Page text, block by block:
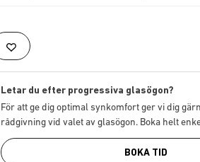
Letar du efter progressiva glasögon?
För att ge dig optimal synkomfort ger vi dig
rådgivning vid valet av glasögon. Boka helt
BOKA TID